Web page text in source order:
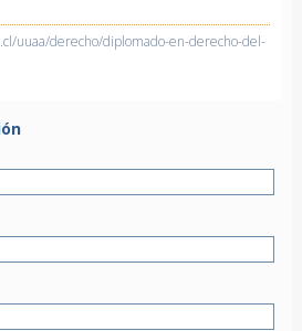
uuaa/derecho/diplomado-en-derecho-del-